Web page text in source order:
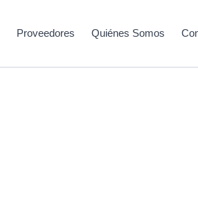
Proveedores Quiénes Somos